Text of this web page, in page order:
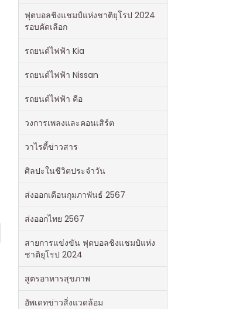
ฟุตบอลชิงแชมป์แห่งชาติยุโรป 2024
รอบคัดเลือก
รถยนต์ไฟฟ้า Kia
รถยนต์ไฟฟ้า Nissan
รถยนต์ไฟฟ้า คือ
วงการเพลงและคอนเสิร์ต
วาไรตี้ข่าวสาร
ศิลปะในชีวิตประจำวัน
ส่งออกเดือนกุมภาพันธ์ 2567
ส่งออกไทย 2567
สายการแข่งขัน ฟุตบอลชิงแชมป์แห่ง
ชาติยุโรป 2024
สูตรอาหารสุขภาพ
อัพเดทข่าวสิ่งแวดล้อม